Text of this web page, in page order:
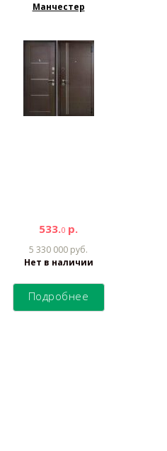
Манчестер
533.0 р.
5 330 000 руб.
Нет в наличии
Подробнее